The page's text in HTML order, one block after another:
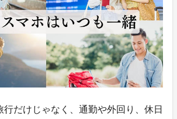
行だけじゃなく、通勤や外回り、休日